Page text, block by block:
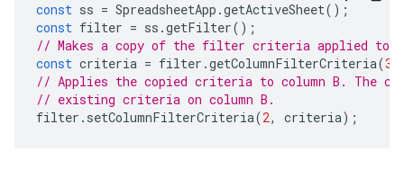
const ss = SpreadsheetApp .getActiveSheet();
const filter = ss .getFilter();
// Makes a copy of the filter criteria applied to
const criteria = filter .getColumnFilterCriteria(3
// Applies the copied criteria to column B. The
// existing criteria on column B.
filter . setColumnFilterCriteria(2, criteria);